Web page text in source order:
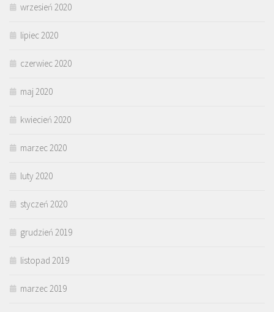
wrzesień 2020
lipiec 2020
czerwiec 2020
maj 2020
kwiecień 2020
marzec 2020
luty 2020
styczeń 2020
grudzień 2019
listopad 2019
marzec 2019